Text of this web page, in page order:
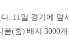
. 11일 경기에 앞
폼(홈) 배지 3000